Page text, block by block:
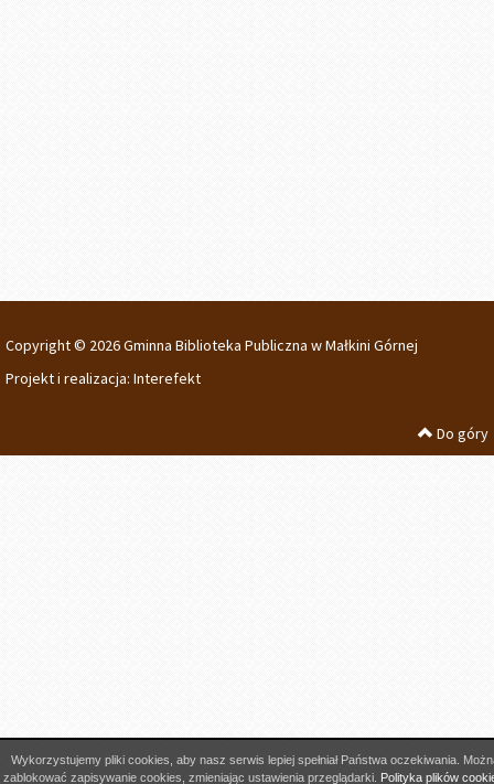
Copyright © 2026 Gminna Biblioteka Publiczna w Małkini Górnej
Projekt i realizacja: Interefekt
Do góry
Wykorzystujemy pliki cookies, aby nasz serwis lepiej spełniał Państwa oczekiwania.
zablokować zapisywanie cookies, zmieniając ustawienia przeglądarki. Polityka plików